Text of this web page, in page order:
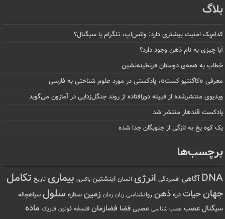
بلاگ
کدام‌یک امنیت بیشتری دارد: واتس‌اپ، تلگرام یا سیگنال؟
آیا چیزی به نام ذهن وجود دارد؟
خطاب به همه‌ی دوستان قرنطینه‌نشین
معرفی «کاگنتیو کست»، پادکستی در مورد علوم شناختی به فارسی
ویدیوی منتشرشده از قبیله دورافتاده‌ از روند جنگل‌زدایی در آمازون می‌گوید
پادکست قندهار منتشر شد
یک کوه یخ به تازگی از جنوبگان جدا شده
برچسب‌ها
DNA آگاهی افسردگی انرژی انسان اینشتین باکتری بیماری تاریخ تکامل
جهانحیات ذره ذهن روانشناسی زبان زمان زمین ستاره سلول سیاهچاله
سیگنال عصب عصب شناسی عصبی فضا فضازمان فلسفه فوتون فیزیک ماده